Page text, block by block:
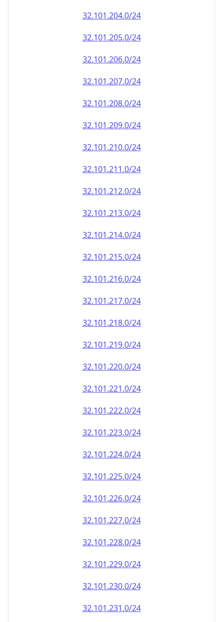
32.101.204.0/24
32.101.205.0/24
32.101.206.0/24
32.101.207.0/24
32.101.208.0/24
32.101.209.0/24
32.101.210.0/24
32.101.211.0/24
32.101.212.0/24
32.101.213.0/24
32.101.214.0/24
32.101.215.0/24
32.101.216.0/24
32.101.217.0/24
32.101.218.0/24
32.101.219.0/24
32.101.220.0/24
32.101.221.0/24
32.101.222.0/24
32.101.223.0/24
32.101.224.0/24
32.101.225.0/24
32.101.226.0/24
32.101.227.0/24
32.101.228.0/24
32.101.229.0/24
32.101.230.0/24
32.101.231.0/24